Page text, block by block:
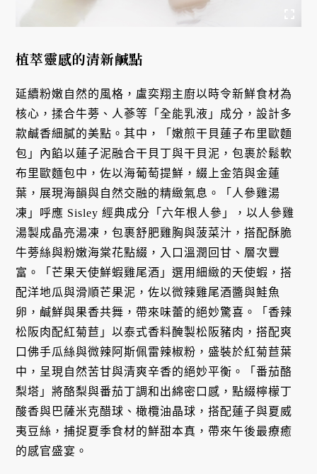
植萃靈感的清新鹹點
延續粉嫩自然的風格，盧奕翔主廚以時令新鮮食材為
核心，揉合牛蒡、人蔘等「全能乳液」成分，設計多
款鹹香細膩的美點。其中，「嫩煎干貝蓮子布里歐麵
包」內餡以蓮子泥融合干貝丁與干貝泥，包裹於鬆軟
布里歐麵包中，佐以海葡萄提鮮，綴上金箔與金蓮
葉，展現海韻與自然交融的精緻氣息。「人參雞湯
凍」呼應 Sisley 經典成分「六年根人參」，以人參雞
湯製成晶亮湯凍，包裹舒肥雞胸與菠菜汁，搭配酥脆
牛蒡絲與粉嫩海棠花點綴，入口溫潤回甘、層次豐
富。「芒果天使鮮蝦雞尾酒」選用細緻的天使蝦，搭
配洋地瓜與滑順芒果泥，佐以微辣雞尾酒醬與鮭魚
卵，鹹鮮與果香共舞，帶來味蕾的絕妙驚喜。「香辣
松阪肉配紅菊苣」以泰式香料醃製松阪豬肉，搭配爽
口佛手瓜絲與微辣阿斯佩雷辣椒粉，盛裝於紅菊苣葉
中，呈現自然苦甘與清爽辛香的絕妙平衡。「番茄酪
梨塔」將酪梨與番茄丁調和出綿密口感，點綴檸檬丁
酸香與巴薩米克醋球、橄欖油晶球，搭配蓮子與夏威
夷豆絲，捕捉夏季食材的鮮甜本真，帶來午後最療癒
的感官盛宴。